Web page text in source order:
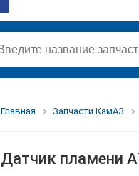
Главная Запчасти КамАЗ
Датчик пламени